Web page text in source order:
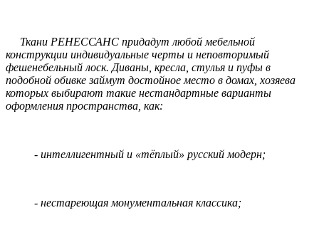
Ткани РЕНЕССАНС придадут любой мебельной
конструкции индивидуальные черты и неповторимый
фешенебельный лоск. Диваны, кресла, стулья и пуфы в
подобной обивке займут достойное место в домах, хозяева
которых выбирают такие нестандартные варианты
оформления пространства, как:
- интеллигентный и «тёплый» русский модерн;
- нестареющая монументальная классика;